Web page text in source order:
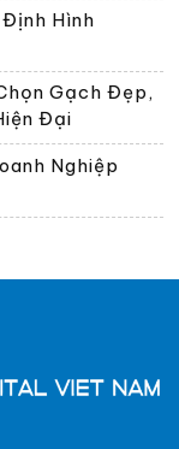
Hình
Gạch Đẹp,
Đại
Nghiệp